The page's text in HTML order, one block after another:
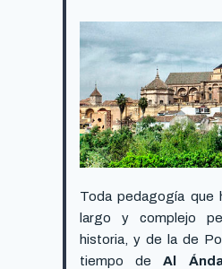
Toda pedagogía que
largo y complejo
historia, y de la de
tiempo deAl